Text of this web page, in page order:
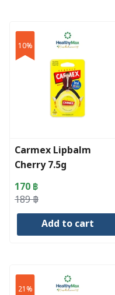
10%
Carmex Lipbalm
Cherry 7.5g
189฿
Original
price
170 ฿
Current
price
Add to cart
21%